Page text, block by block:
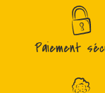
Paiement